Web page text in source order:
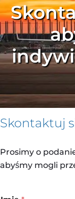
Skontaktuj
Prosimy o
abyśmy mogli